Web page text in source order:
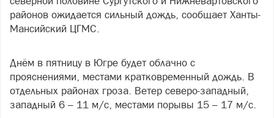
районов ожидается сильный дождь, сообщает Ханты-
Мансийский ЦГМС.
Днём в пятницу в Югре будет облачно с
прояснениями, местами кратковременный дождь. В
отдельных районах гроза. Ветер северо-западный,
западный 6 – 11 м/с, местами порывы 15 – 17 м/с.